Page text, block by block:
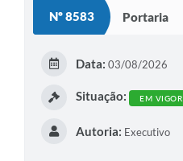
Nº 8583 Portaria
Data: 03/08/2026
Situação: EM VIGOR
Autoria: Executivo